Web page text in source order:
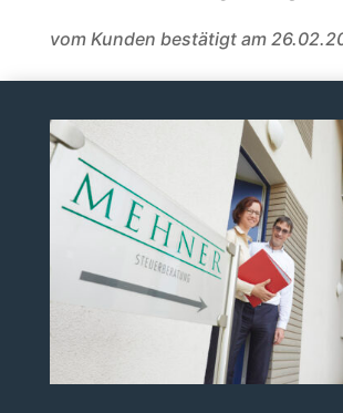
vom Kunden bestätigt am